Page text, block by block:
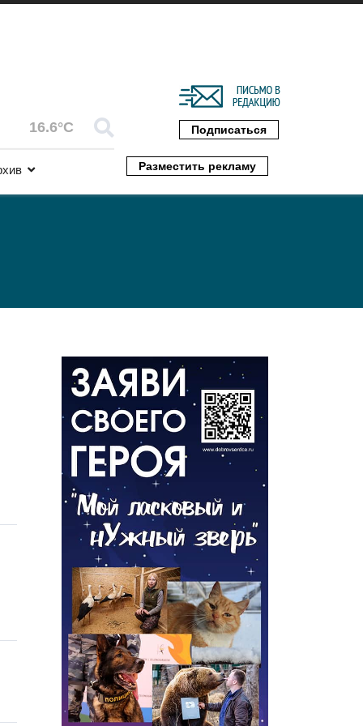
16.6°C Подписаться
Разместить рекламу